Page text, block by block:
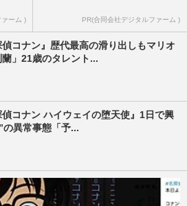
ァーム ) PR(合同会社デジタルファーム )
コナン』歴代最高の滑り出しもマリオ
」21歳のタレント...
コナン ハイウェイの堕天使』1日で興
の異常事態「予...